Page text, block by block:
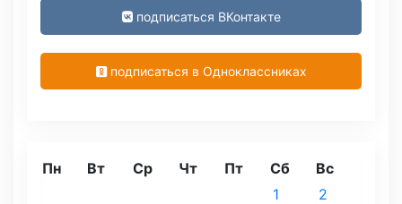
подписаться ВКонтакте
подписаться в Одноклассниках
Пн Вт Ср Чт Пт Сб Вс
1
2